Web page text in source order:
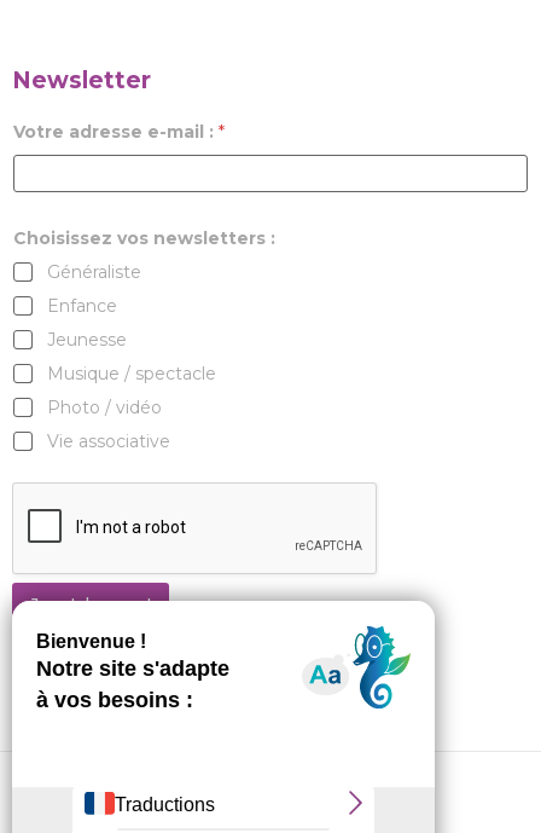
Newsletter
Votre adresse e-mail : *
Choisissez vos newsletters :
Généraliste
Enfance
Jeunesse
Musique / spectacle
Photo / vidéo
Vie associative
Je m'abonne !